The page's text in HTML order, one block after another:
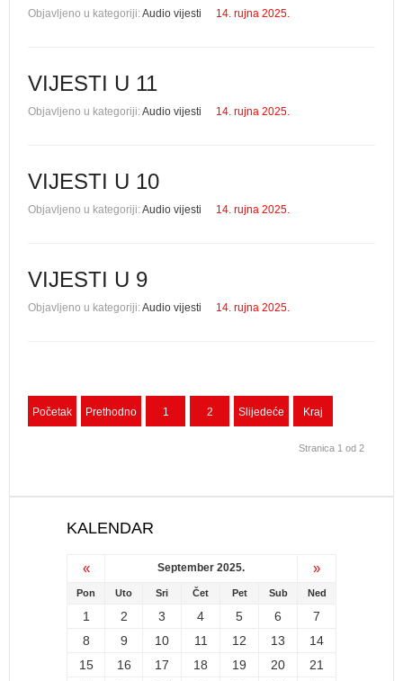
Objavljeno u kategoriji:Audio vijesti 14. rujna 2025.
VIJESTI U 11
Objavljeno u kategoriji:Audio vijesti 14. rujna 2025.
VIJESTI U 10
Objavljeno u kategoriji:Audio vijesti 14. rujna 2025.
VIJESTI U 9
Objavljeno u kategoriji:Audio vijesti 14. rujna 2025.
Početak Prethodno 1 2 Slijedeće Kraj
Stranica 1 od 2
KALENDAR
« September 2025. »
Pon Uto Sri Čet Pet Sub Ned
1 2 3 4 5 6
7
8
9 10 11 12 13
14
15
16 17 18 19 20
21